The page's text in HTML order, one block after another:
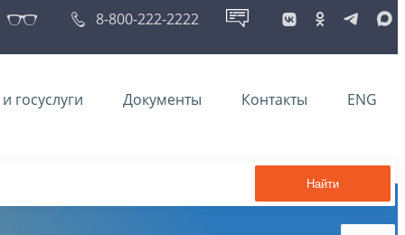
8-800-222-2222
госуслуги Документы Контакты ENG
Найти